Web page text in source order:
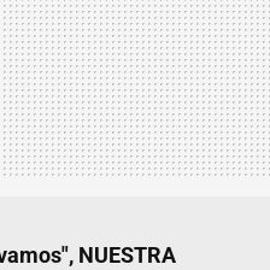
NUESTRA